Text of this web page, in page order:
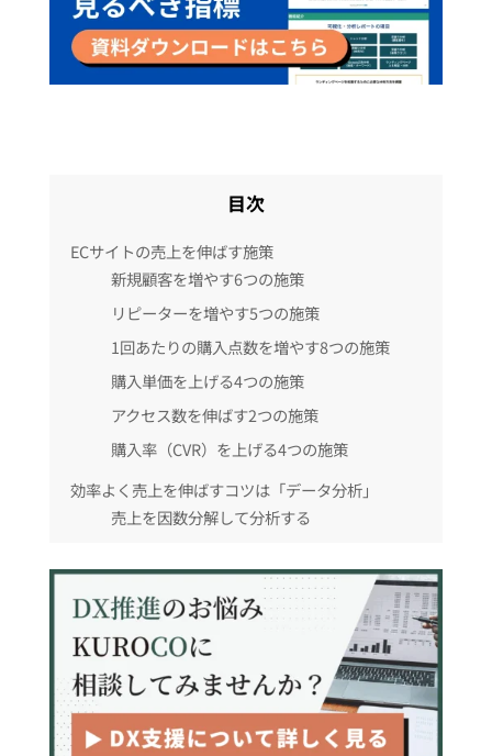
目次
ECサイトの売上を伸ばす施策
新規顧客を増やす6つの施策
リピーターを増やす5つの施策
1回あたりの購入点数を増やす8つの施策
購入単価を上げる4つの施策
アクセス数を伸ばす2つの施策
購入率（CVR）を上げる4つの施策
効率よく売上を伸ばすコツは「データ分析」
売上を因数分解して分析する